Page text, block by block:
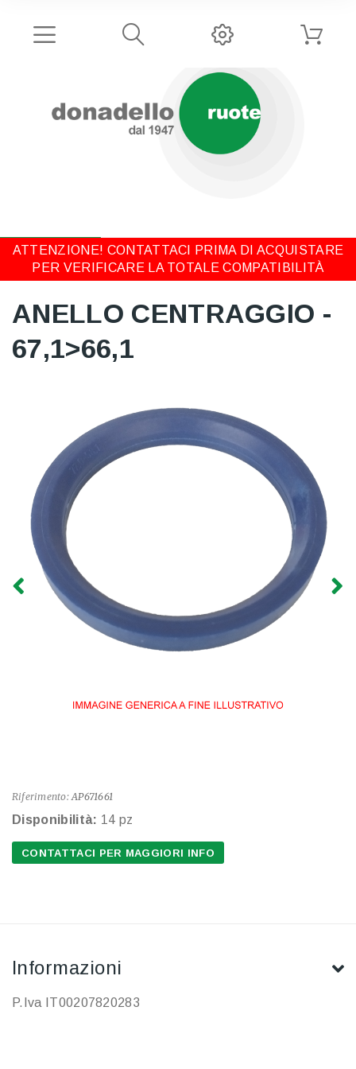
ATTENZIONE! CONTATTACI PRIMA DI ACQUISTARE
PER VERIFICARE LA TOTALE COMPATIBILITÀ
ANELLO CENTRAGGIO -
67,1>66,1
Riferimento: AP671661
Disponibilità: 14 pz
CONTATTACI PER MAGGIORI INFO
Informazioni
P.Iva IT00207820283